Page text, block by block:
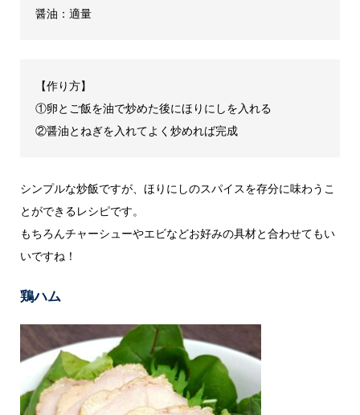
醤油：適量
【作り方】
①卵とご飯を油で炒めた後にほりにしを入れる
②醤油とねぎを入れてよく炒めれば完成
シンプルな炒飯ですが、ほりにしのスパイスを存分に味わうこ
とができるレシピです。
もちろんチャーシューやエビなどお好みの具材と合わせてもい
いですね！
鶏ハム